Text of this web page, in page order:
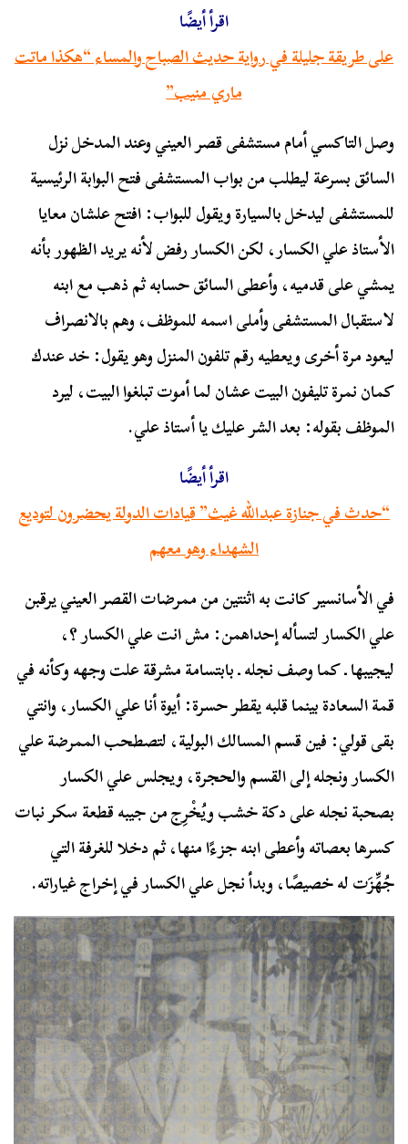
اقرأ أيضًا
على طريقة جليلة في رواية حديث الصباح والمساء “هكذا ماتت
ماري منيب”
وصل التاكسي أمام مستشفى قصر العيني وعند المدخل نزل
السائق بسرعة ليطلب من بواب المستشفى فتح البوابة الرئيسية
للمستشفى ليدخل بالسيارة ويقول للبواب: افتح علشان معايا
الأستاذ علي الكسار، لكن الكسار رفض لأنه يريد الظهور بأنه
يمشي على قدميه، وأعطى السائق حسابه ثم ذهب مع ابنه
لاستقبال المستشفى وأملى اسمه للموظف، وهم بالانصراف
ليعود مرة أخرى ويعطيه رقم تلفون المنزل وهو يقول: خد عندك
كمان نمرة تليفون البيت عشان لما أموت تبلغوا البيت، ليرد
الموظف بقوله: بعد الشر عليك يا أستاذ علي.
اقرأ أيضًا
“حدث في جنازة عبدالله غيث” قيادات الدولة يحضرون لتوديع
الشهداء وهو معهم
في الأسانسير كانت به اثنتين من ممرضات القصر العيني يرقبن
علي الكسار لتسأله إحداهمن: مش انت علي الكسار ؟،
ليجيبها ـ كما وصف نجله ـ بابتسامة مشرقة علت وجهه وكأنه في
قمة السعادة بينما قلبه يقطر حسرة: أيوة أنا علي الكسار، وانتي
بقى قولي: فين قسم المسالك البولية، لتصطحب الممرضة علي
الكسار ونجله إلى القسم والحجرة، ويجلس علي الكسار
بصحبة نجله على دكة خشب ويُخْرِج من جيبه قطعة سكر نبات
كسرها بعصاته وأعطى ابنه جزءًا منها، ثم دخلا للغرفة التي
جُهِّزَت له خصيصًا، وبدأ نجل علي الكسار في إخراج غياراته.